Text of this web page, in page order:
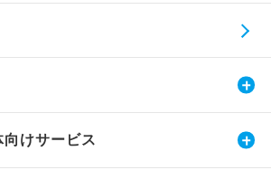
けサービス